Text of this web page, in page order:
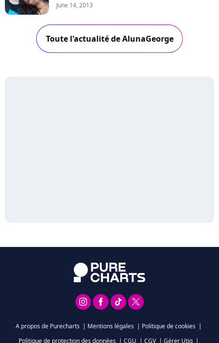
June 14, 2013
Toute l'actualité de AlunaGeorge
A propos de Purecharts | Mentions légales | Politique de cookies |
Politique de protection des données | CGU | CGV | Gérer Utiq |